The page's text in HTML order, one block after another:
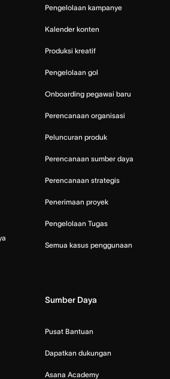
Pengelolaan kampanye
Kalender konten
Produksi kreatif
Pengelolaan gol
Onboarding pegawai baru
Perencanaan organisasi
Peluncuran produk
Perencanaan sumber daya
Perencanaan strategis
Penerimaan proyek
Pengelolaan Tugas
Semua kasus penggunaan
Sumber Daya
Pusat Bantuan
Dapatkan dukungan
Asana Academy